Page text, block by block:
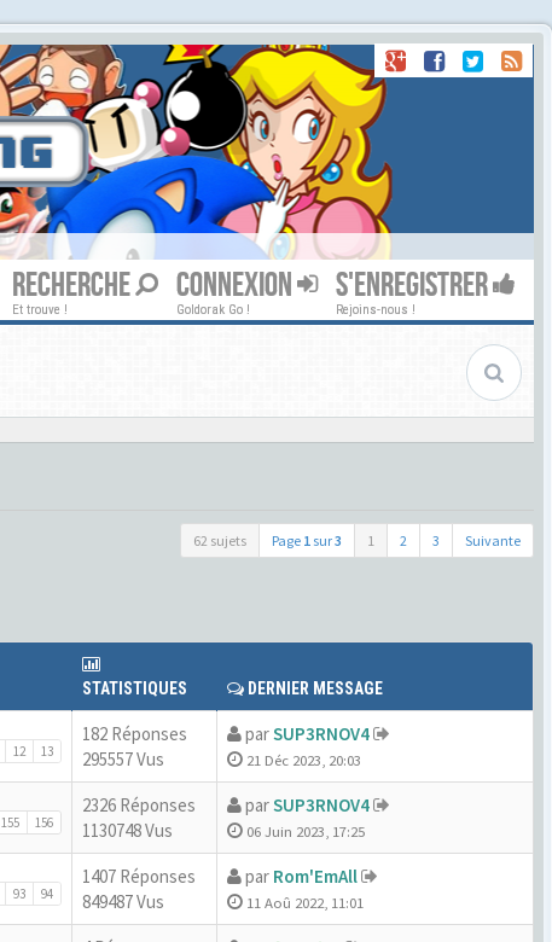
RECHERCHE
Et trouve !
CONNEXION
Goldorak Go !
S'ENREGISTRER
Rejoins-nous !
62 sujets Page 1 sur3 1 2 3 Suivante
STATISTIQUES DERNIER MESSAGE
12 13
182 Réponses
295557 Vus
parSUP3RNOV4
21 Déc 2023, 20:03
155 156
2326 Réponses
1130748 Vus
parSUP3RNOV4
06 Juin 2023, 17:25
93 94
1407 Réponses
849487 Vus
par Rom'EmAll
11 Aoû 2022, 11:01